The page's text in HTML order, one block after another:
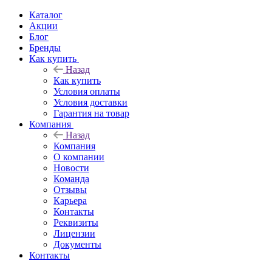
Каталог
Акции
Блог
Бренды
Как купить
Назад
Как купить
Условия оплаты
Условия доставки
Гарантия на товар
Компания
Назад
Компания
О компании
Новости
Команда
Отзывы
Карьера
Контакты
Реквизиты
Лицензии
Документы
Контакты